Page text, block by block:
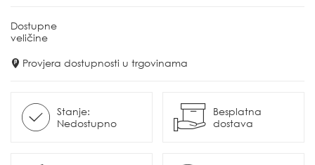
Dostupne
veličine
Provjera dostupnosti u trgovinama
Stanje:
Nedostupno
Besplatna
dostava